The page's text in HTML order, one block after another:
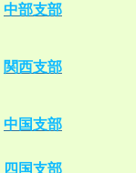
中部支部
関西支部
中国支部
四国支部